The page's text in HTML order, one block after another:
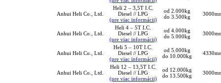
Anhui Heli Co., Ltd.
Heli 2 – 3,5T I.C.
Diesel // LPG
(pre viac informácii)
od 2.000kg
do 3.500kg
Anhui Heli Co., Ltd.
Heli 4 – 5T I.C.
Diesel // LPG
(pre viac informácii)
od 4.000kg
do 5.000kg
Anhui Heli Co., Ltd.
Heli 5 – 10T I.C.
Diesel // LPG
(pre viac informácii)
od 5.000kg
do 10.000kg
Anhui Heli Co., Ltd.
Heli 12 – 13,5T I.C.
Diesel // LPG
(pre viac informácii)
od 12.000kg
do 13.500kg